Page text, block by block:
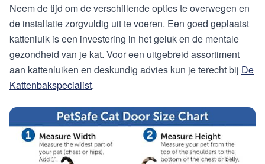
Neem de tijd om de verschillende opties te overwegen en
de installatie zorgvuldig uit te voeren. Een goed geplaatst
kattenluik is een investering in het geluk en de mentale
gezondheid van je kat. Voor een uitgebreid assortiment
aan kattenluiken en deskundig advies kun je terecht bij De
Kattenbakspecialist.